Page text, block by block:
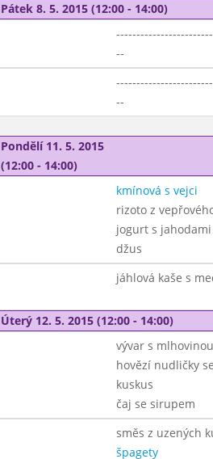
Pátek 8. 5. 2015 (12:00 - 14:00)
--
--
Pondělí 11. 5. 2015
(12:00 - 14:00)
kmínová s vejci
rizoto z
jogurt s jahodami
džus
jáhlová kaše s
Úterý 12. 5. 2015 (12:00 - 14:00)
vývar s mlhovinou
hovězí nudličky
kuskus
čaj se sirupem
směs z uzených
špagety